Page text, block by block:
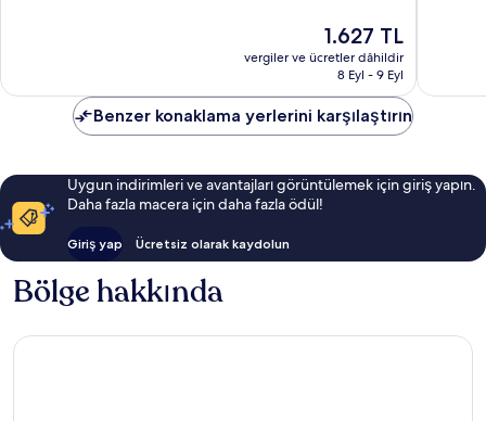
Güncel
fiyat:
1.627 TL
1.627 TL
vergiler ve ücretler dâhildir
8 Eyl - 9 Eyl
Benzer konaklama yerlerini karşılaştırın
Uygun indirimleri ve avantajları görüntülemek için giriş yapın.
Daha fazla macera için daha fazla ödül!
Giriş yap Ücretsiz olarak kaydolun
Bölge hakkında